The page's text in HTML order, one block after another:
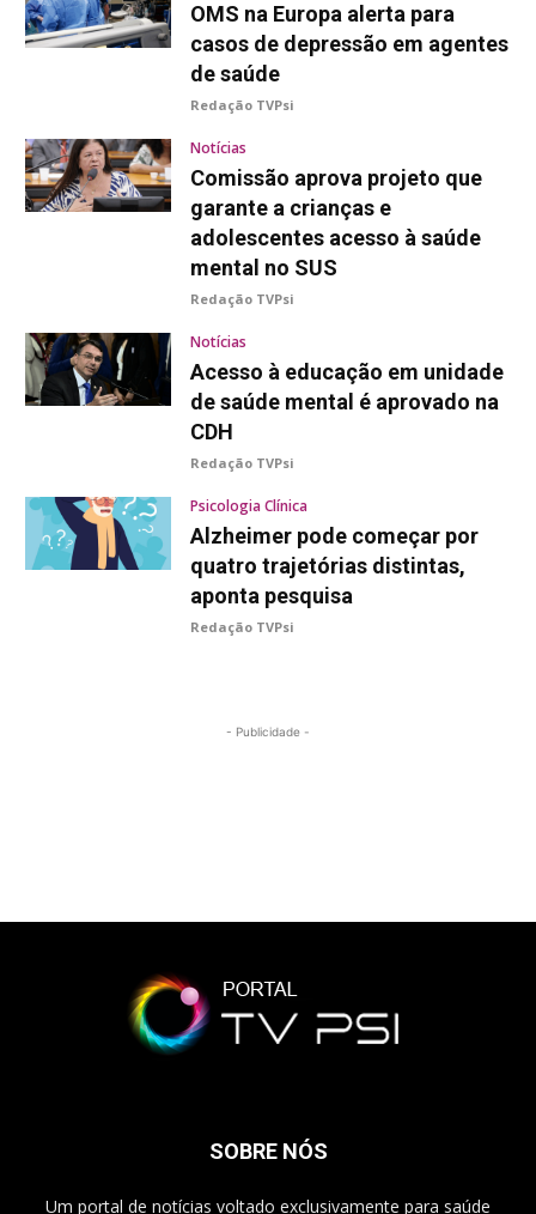
OMS na Europa alerta para
casos de depressão em agentes
de saúde
Redação TVPsi
Notícias
Comissão aprova projeto que
garante a crianças e
adolescentes acesso à saúde
mental no SUS
Redação TVPsi
Notícias
Acesso à educação em unidade
de saúde mental é aprovado na
CDH
Redação TVPsi
Psicologia Clínica
Alzheimer pode começar por
quatro trajetórias distintas,
aponta pesquisa
Redação TVPsi
- Publicidade -
SOBRE NÓS
Um portal de notícias voltado exclusivamente para saúde